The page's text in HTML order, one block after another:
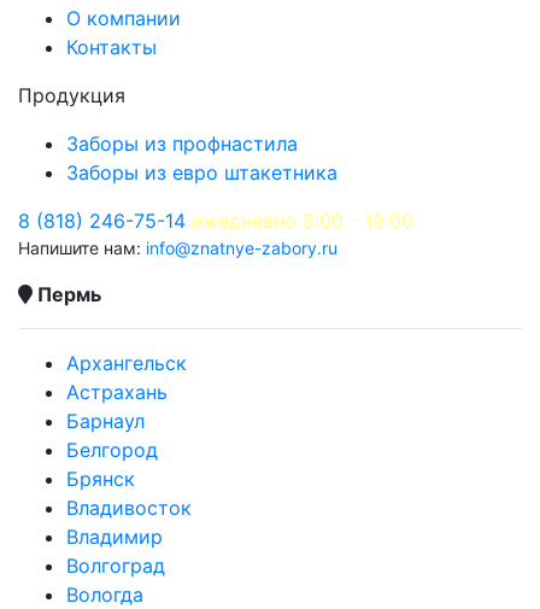
О компании
Контакты
Продукция
Заборы из профнастила
Заборы из евро штакетника
8 (818) 246-75-14 ежедневно 8:00 - 19:00
Напишите нам: info@znatnye-zabory.ru
Пермь
Архангельск
Астрахань
Барнаул
Белгород
Брянск
Владивосток
Владимир
Волгоград
Вологда